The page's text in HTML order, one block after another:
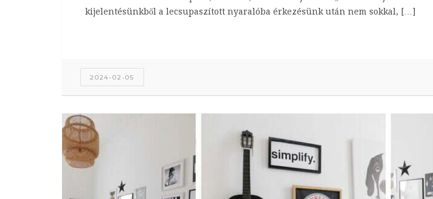
kijelentésünkből a lecsupaszított nyaralóba érkezésünk után nem sokkal, […]
2024-02-05